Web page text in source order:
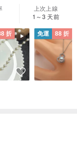
上次上線
1～3 天前
折 免運 88 折